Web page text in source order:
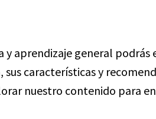
y aprendizaje general
características y
nuestro contenido para